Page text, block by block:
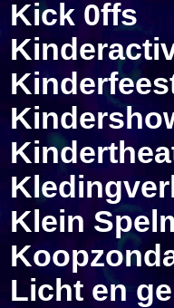
Kick 0ffs
Klein
Licht en